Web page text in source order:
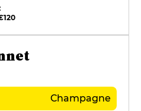
Champagne